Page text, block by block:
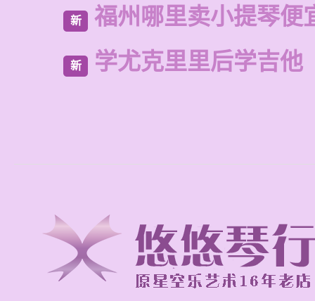
新 福州哪里卖小提琴便
新 学尤克里里后学吉他